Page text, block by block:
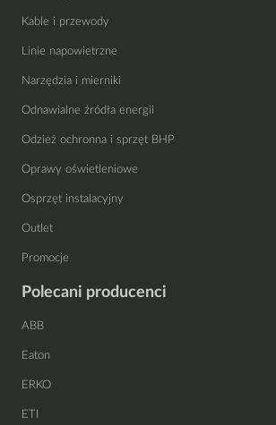
Kable i przewody
Linie napowietrzne
Narzędzia i mierniki
Odnawialne źródła energii
Odzież ochronna i sprzęt BHP
Oprawy oświetleniowe
Osprzęt instalacyjny
Outlet
Promocje
Polecani producenci
ABB
Eaton
ERKO
ETI